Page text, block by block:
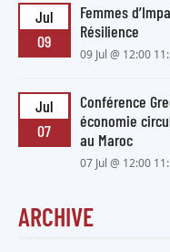
Jul
09
Femmes
Résilience
09 Jul @ 12:00
Jul
07
Conférence
économie
au Maroc
07 Jul @ 12:00
ARCHIVE